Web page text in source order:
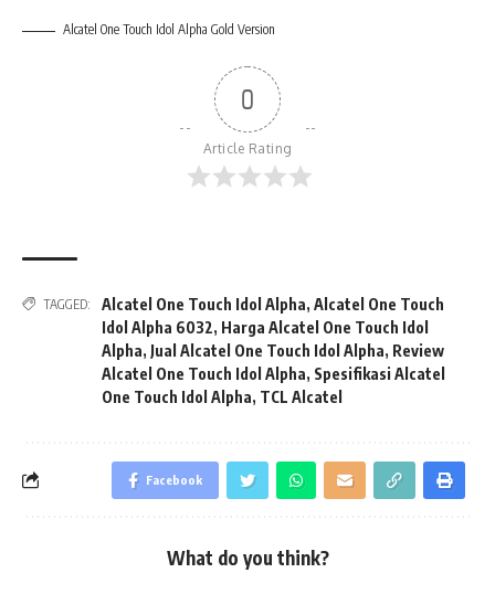
Alcatel One Touch Idol Alpha Gold Version
0
Article Rating
TAGGED: Alcatel One Touch Idol Alpha, Alcatel One Touch
Idol Alpha 6032, Harga Alcatel One Touch Idol
Alpha, Jual Alcatel One Touch Idol Alpha, Review
Alcatel One Touch Idol Alpha, Spesifikasi Alcatel
One Touch Idol Alpha, TCL Alcatel
Facebook
What do you think?